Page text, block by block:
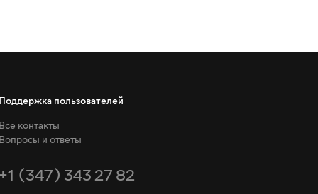
Поддержка пользователей
Все контакты
Вопросы и ответы
+1 (347) 343 27 82